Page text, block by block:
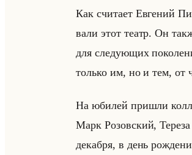
Как счи­та­ет Ев­ге­ний
ва­ли этот театр. Он
для сле­ду­ющих
только им, но и тем, от
На юби­лей при­шли
Марк Ро­зов­ский,
де­каб­ря, в день